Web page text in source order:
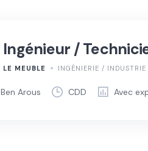
Ingénieur /
LE MEUBLE INGÉNIERIE /
Ben Arous CDD Avec